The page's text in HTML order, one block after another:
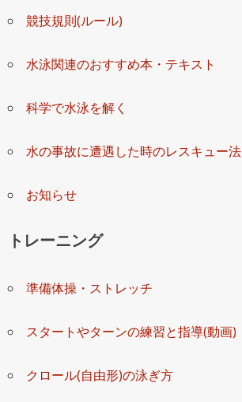
競技規則(ルール)
水泳関連のおすすめ本・テキスト
科学で水泳を解く
水の事故に遭遇した時のレスキュー法
お知らせ
トレーニング
準備体操・ストレッチ
スタートやターンの練習と指導(動画)
クロール(自由形)の泳ぎ方